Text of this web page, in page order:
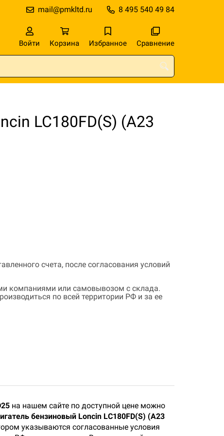
8 495 540 49 84
mail@pmkltd.ru
Войти Корзина Избранное Сравнение
LC180FD(S) (A23
счета, после согласования условий
компаниями или самовывозом с склада.
по всей территории РФ и за ее
на нашем сайте по доступной цене можно
бензиновый Loncin LC180FD(S) (A23
указываются согласованные условия